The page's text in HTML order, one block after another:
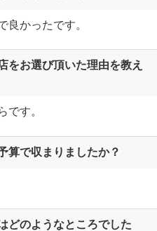
良かったです。
をお選び頂いた理由を教え
です。
算で収まりましたか？
どのようなところでした